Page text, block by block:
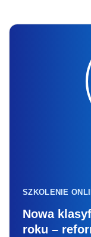
SZKOLENIE
Nowa
roku –